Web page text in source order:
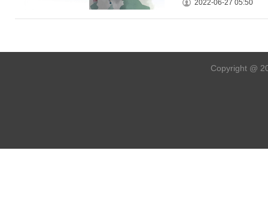
2022-06-27 05:50
Copyright @